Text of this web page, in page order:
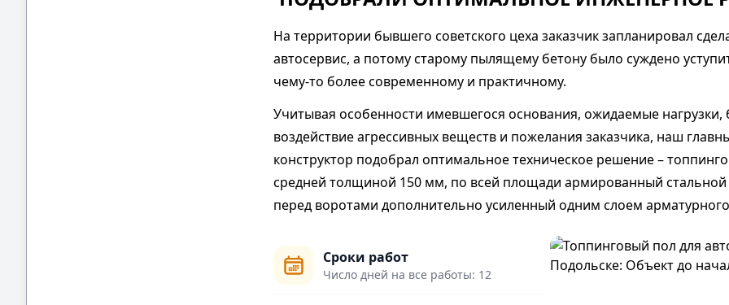
На территории бывшего советского цеха заказчик запланировал
автосервис, а потому старому пылящему бетону было суждено
чему-то более современному и практичному.
Учитывая особенности имевшегося основания, ожидаемые нагрузки,
воздействие агрессивных веществ и пожелания заказчика, наш
конструктор подобрал оптимальное техническое решение –
средней толщиной 150 мм, по всей площади армированный
перед воротами дополнительно усиленный одним слоем
Сроки работ
Число дней на все работы: 12